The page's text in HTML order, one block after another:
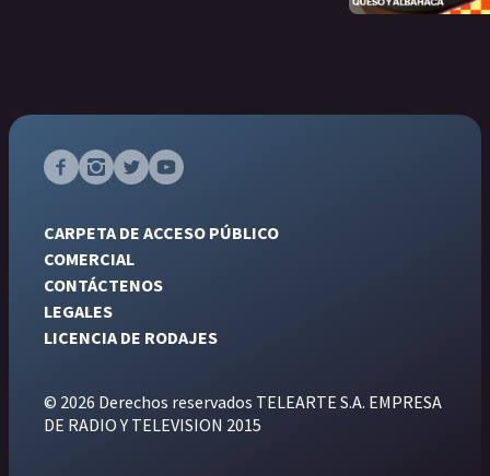
CARPETA DE ACCESO PÚBLICO
COMERCIAL
CONTÁCTENOS
LEGALES
LICENCIA DE RODAJES
© 2026 Derechos reservados TELEARTE S.A. EMPRESA
DE RADIO Y TELEVISION 2015